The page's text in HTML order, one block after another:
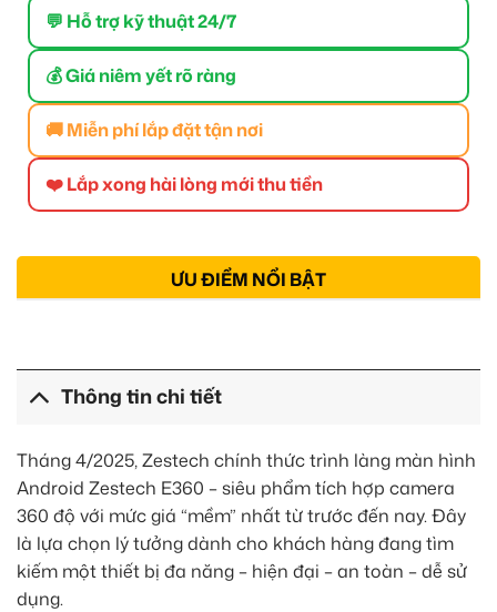
💬 Hỗ trợ kỹ thuật 24/7
💰 Giá niêm yết rõ ràng
🚚 Miễn phí lắp đặt tận nơi
❤️ Lắp xong hài lòng mới thu tiền
ƯU ĐIỂM NỔI BẬT
Thông tin chi tiết
Tháng 4/2025, Zestech chính thức trình làng màn hình
Android Zestech E360 – siêu phẩm tích hợp camera
360 độ với mức giá “mềm” nhất từ trước đến nay. Đây
là lựa chọn lý tưởng dành cho khách hàng đang tìm
kiếm một thiết bị đa năng – hiện đại – an toàn – dễ sử
dụng.